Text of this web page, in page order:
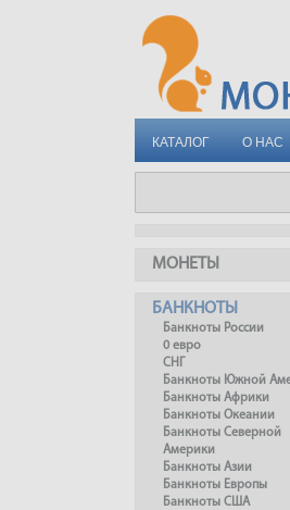
КАТАЛОГ О НАС
МОНЕТЫ
БАНКНОТЫ
Банкноты России
0 евро
СНГ
Банкноты Южной
Банкноты Африки
Банкноты Океании
Банкноты Северной
Америки
Банкноты Азии
Банкноты Европы
Банкноты США